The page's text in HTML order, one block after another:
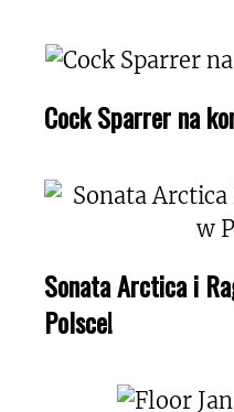
Cock Sparrer na
Sonata Arctica i
Polsce!